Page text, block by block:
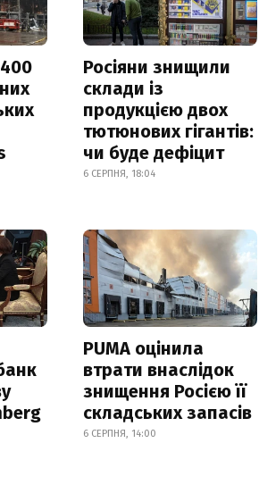
Росіяни знищили
склади із
продукцією двох
тютюнових гігантів:
чи буде дефіцит
6 СЕРПНЯ, 18:04
PUMA оцінила
втрати внаслідок
знищення Росією її
складських запасів
6 СЕРПНЯ, 14:00